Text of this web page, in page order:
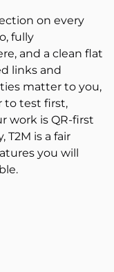
on every
fully
and a clean flat
links and
matter to you,
to test first,
work is QR-first
T2M is a fair
you will